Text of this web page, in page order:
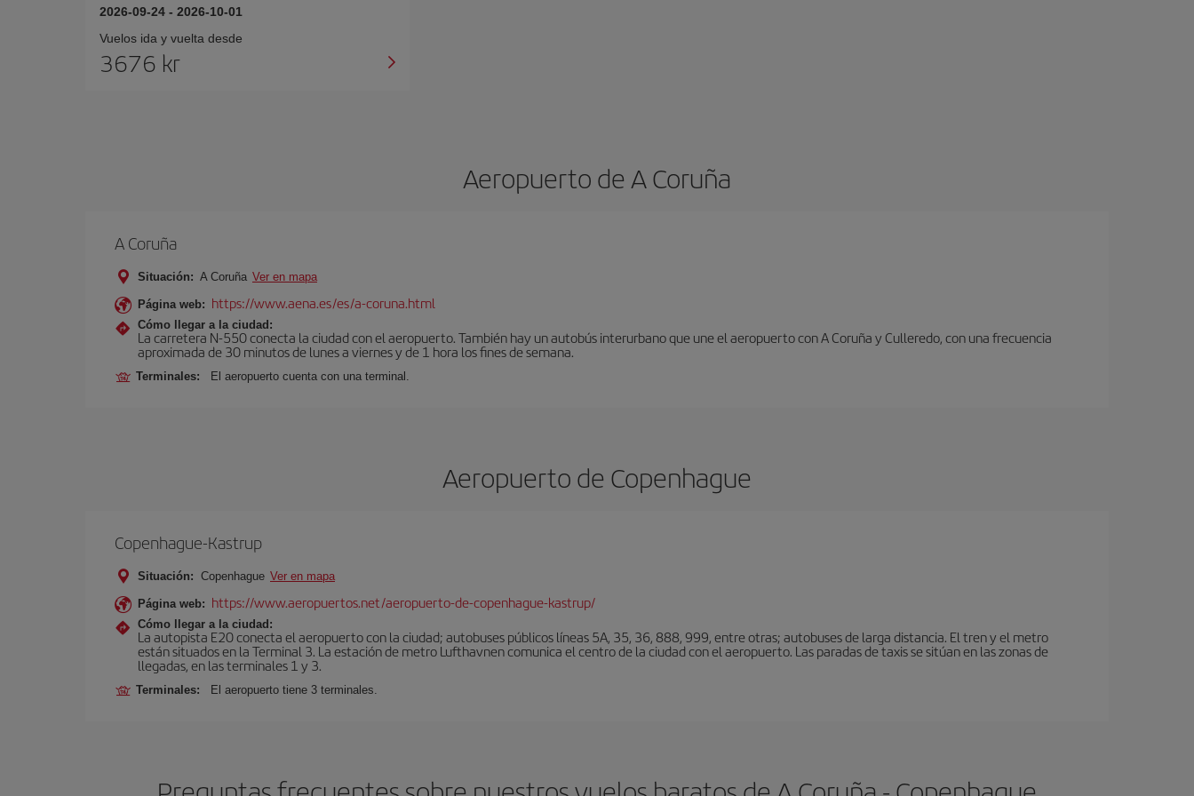
2026-09-24 - 2026-10-01
Vuelos ida y vuelta desde
3676 kr
Aeropuerto de A Coruña
A Coruña
Situación: A Coruña Ver en mapa
Página web: https://www.aena.es/es/a-coruna.html
Cómo llegar a la ciudad:
La carretera N-550 conecta la ciudad con el aeropuerto. También hay un autobús interurbano que une el aeropuerto con A Coruña y Culleredo, con una frecuencia
aproximada de 30 minutos de lunes a viernes y de 1 hora los fines de semana.
Terminales: El aeropuerto cuenta con una terminal.
Aeropuerto de Copenhague
Copenhague-Kastrup
Situación: Copenhague Ver en mapa
Página web: https://www.aeropuertos.net/aeropuerto-de-copenhague-kastrup/
Cómo llegar a la ciudad:
La autopista E20 conecta el aeropuerto con la ciudad; autobuses públicos líneas 5A, 35, 36, 888, 999, entre otras; autobuses de larga distancia. El tren y el metro
están situados en la Terminal 3. La estación de metro Lufthavnen comunica el centro de la ciudad con el aeropuerto. Las paradas de taxis se sitúan en las zonas de
llegadas, en las terminales 1 y 3.
Terminales: El aeropuerto tiene 3 terminales.